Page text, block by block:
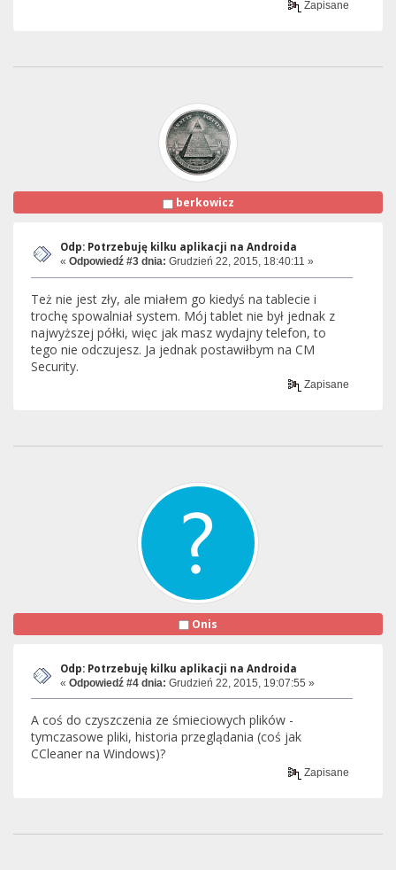
Zapisane
berkowicz
Odp: Potrzebuję kilku aplikacji na Androida
« Odpowiedź #3 dnia: Grudzień 22, 2015, 18:40:11 »
Też nie jest zły, ale miałem go kiedyś na tablecie i
trochę spowalniał system. Mój tablet nie był jednak z
najwyższej półki, więc jak masz wydajny telefon, to
tego nie odczujesz. Ja jednak postawiłbym na CM
Security.
Zapisane
Onis
Odp: Potrzebuję kilku aplikacji na Androida
« Odpowiedź #4 dnia: Grudzień 22, 2015, 19:07:55 »
A coś do czyszczenia ze śmieciowych plików -
tymczasowe pliki, historia przeglądania (coś jak
CCleaner na Windows)?
Zapisane